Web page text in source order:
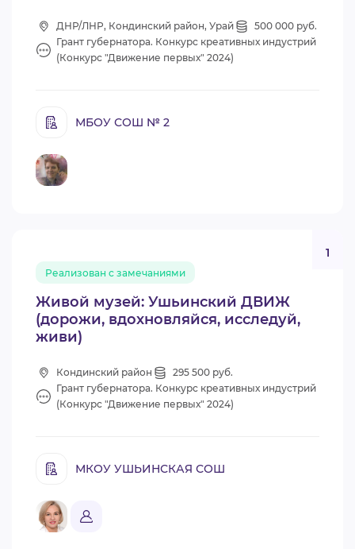
ДНР/ЛНР, Кондинский район, Урай
500 000 руб.
Грант губернатора. Конкурс креативных индустрий
(Конкурс "Движение первых" 2024)
МБОУ СОШ № 2
Живой музей: Ушьинский ДВИЖ
(дорожи, вдохновляйся, исследуй,
живи)
Реализован с замечаниями
1
Кондинский район
295 500 руб.
Грант губернатора. Конкурс креативных индустрий
(Конкурс "Движение первых" 2024)
МКОУ УШЬИНСКАЯ СОШ